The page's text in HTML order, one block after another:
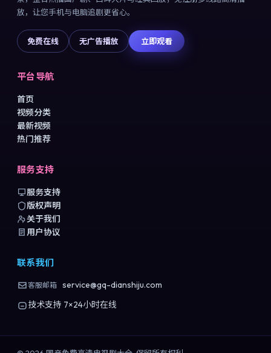
放，让您手机与电脑追剧更省心。
免费在线 无广告播放 立即观看
平台导航
首页
视频分类
最新视频
热门推荐
服务支持
服务支持
版权声明
关于我们
用户协议
联系我们
客服邮箱 service@gq-dianshiju.com
技术支持 7×24小时在线